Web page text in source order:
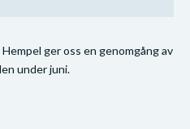
ger oss en genomgång av
under juni.